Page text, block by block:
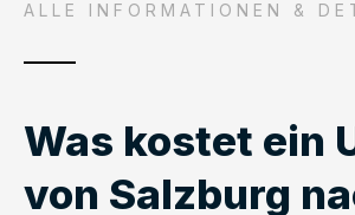
ALLE INFORMATIONEN &
Was kostet ein
von Salzburg